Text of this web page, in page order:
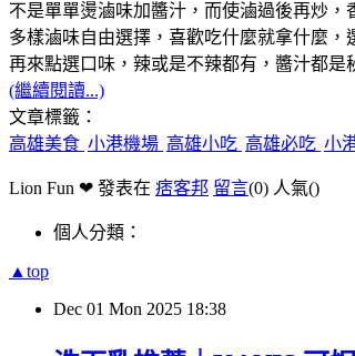
不是單單燙滷味加醬汁，而使滷過後再炒，
多樣滷味自由選擇，喜歡吃什麼就拿什麼，
再來點選口味，辣或是不辣都有，醬汁都是
(繼續閱讀...)
文章標籤：
高雄美食 小港機場 高雄小吃 高雄必吃 小
Lion Fun ❤ 發表在 痞客邦 留言(0) 人氣()
個人分類：
▲top
Dec 01 Mon 2025 18:38